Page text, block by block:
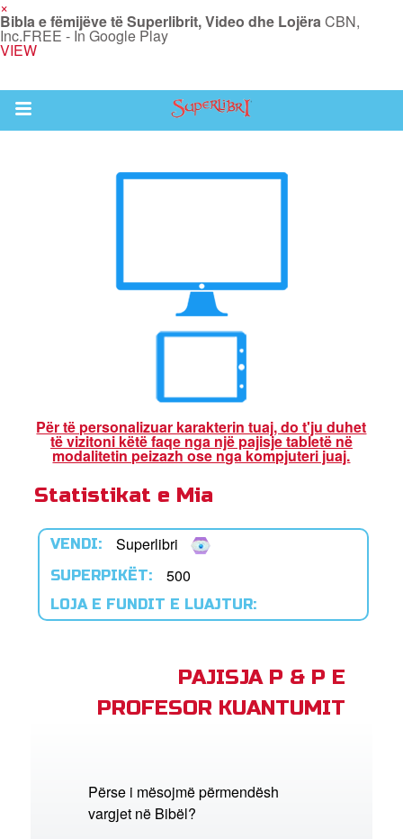
×
Bibla e fëmijëve të Superlibrit, Video dhe LojëraCBN,
Inc.FREE - In Google Play
VIEW
Return to Content
i Biblës së Superlibrit
Për të personalizuar karakterin tuaj, do t'ju duhet
të vizitoni këtë faqe nga një pajisje tabletë në
modalitetin peizazh ose nga kompjuteri juaj.
Statistikat e Mia
VENDI: Superlibri
SUPERPIKËT: 500
LOJA E FUNDIT E LUAJTUR:
PAJISJA P & P E
PROFESOR KUANTUMIT
Përse i mësojmë përmendësh
vargjet në Bibël?